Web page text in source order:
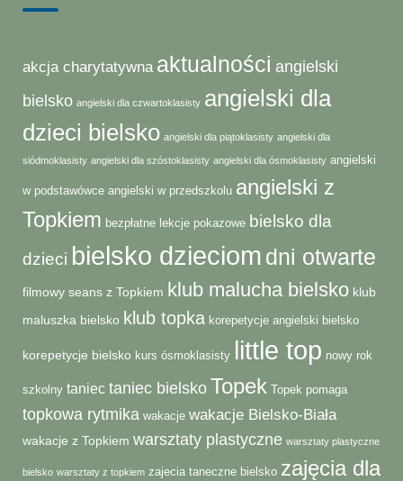
akcja charytatywna aktualności angielski
bielsko angielski dla czwartoklasisty angielski dla
dzieci bielsko angielski dla piątoklasisty angielski dla
siódmoklasisty angielski dla szóstoklasisty angielski dla ósmoklasisty angielski
w podstawówce angielski w przedszkolu angielski z
Topkiem bezpłatne lekcje pokazowe bielsko dla
dzieci bielsko dzieciom dni otwarte
filmowy seans z Topkiem klub malucha bielsko klub
maluszka bielsko klub topka korepetycje angielski bielsko
korepetycje bielsko kurs ósmoklasisty little top nowy rok
szkolny taniec taniec bielsko Topek Topek pomaga
topkowa rytmika wakacje wakacje Bielsko-Biała
wakacje z Topkiem warsztaty plastyczne warsztaty plastyczne
bielsko warsztaty z topkiem zajecia taneczne bielsko zajęcia dla